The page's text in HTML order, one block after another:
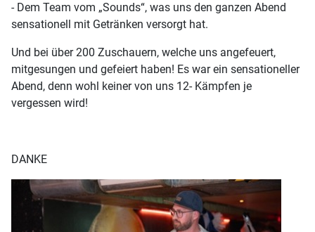
- Dem Team vom „Sounds“, was uns den ganzen Abend
sensationell mit Getränken versorgt hat.
Und bei über 200 Zuschauern, welche uns angefeuert,
mitgesungen und gefeiert haben! Es war ein sensationeller
Abend, denn wohl keiner von uns 12- Kämpfen je
vergessen wird!
DANKE